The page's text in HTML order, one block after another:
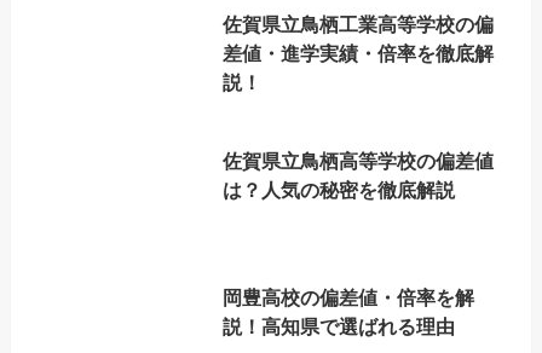
佐賀県立鳥栖工業高等学校の偏
差値・進学実績・倍率を徹底解
説！
佐賀県立鳥栖高等学校の偏差値
は？人気の秘密を徹底解説
岡豊高校の偏差値・倍率を解
説！高知県で選ばれる理由